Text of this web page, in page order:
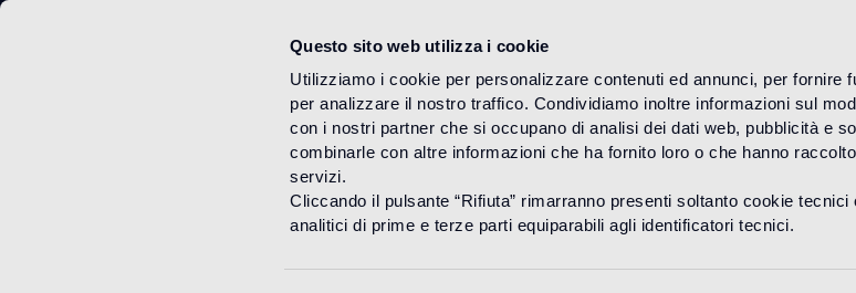
Questo sito web utilizza i cookie
Utilizziamo i cookie per personalizzare contenuti ed annunci, per fornire
per analizzare il nostro traffico. Condividiamo inoltre informazioni sul
con i nostri partner che si occupano di analisi dei dati web, pubblicità e
combinarle con altre informazioni che ha fornito loro o che hanno
servizi.
Cliccando il pulsante “Rifiuta” rimarranno presenti soltanto cookie
analitici di prime e terze parti equiparabili agli identificatori tecnici.
HOME PRODUITS WOOD
Prometeo